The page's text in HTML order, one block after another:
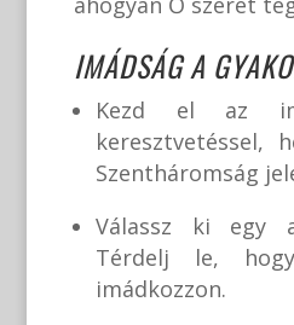
IMÁDSÁG A
Kezd el az
keresztvetéssel,
Szentháromság
Válassz ki egy
Térdelj le,
imádkozzon.